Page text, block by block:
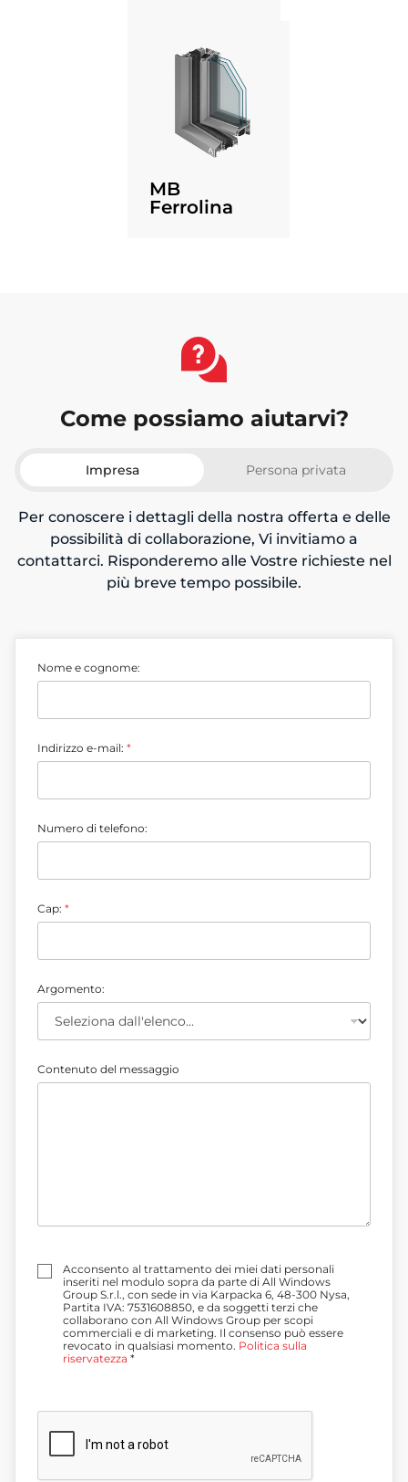
MB
Ferrolina
Come possiamo aiutarvi?
Impresa Persona privata
Per conoscere i dettagli della nostra offerta e delle
possibilità di collaborazione, Vi invitiamo a
contattarci. Risponderemo alle Vostre richieste nel
più breve tempo possibile.
Nome e cognome:
Indirizzo e-mail: *
Numero di telefono:
t
e
n
w
b
o
Cap: *
Argomento:
Contenuto del messaggio
Acconsento al trattamento dei miei dati personali
inseriti nel modulo sopra da parte di All Windows
Group S.r.l., con sede in via Karpacka 6, 48-300 Nysa,
Partita IVA: 7531608850, e da soggetti terzi che
collaborano con All Windows Group per scopi
commerciali e di marketing. Il consenso può essere
revocato in qualsiasi momento. Politica sulla
riservatezza *